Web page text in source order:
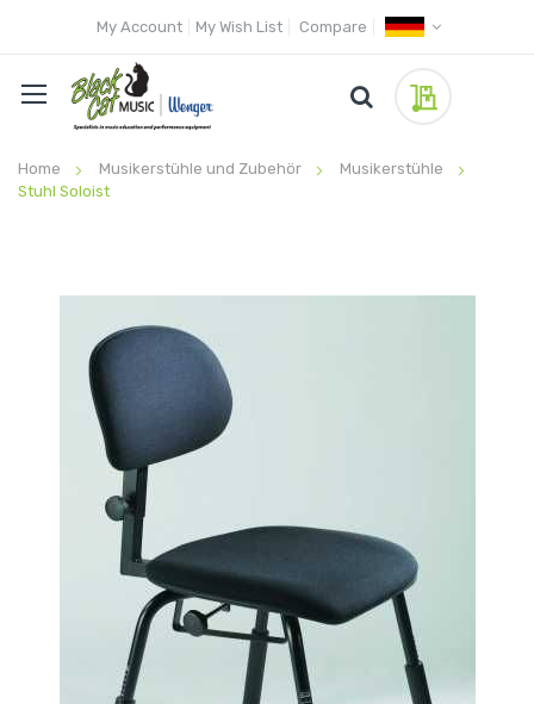
My Account My Wish List Compare
Home Musikerstühle und Zubehör
Musikerstühle
Stuhl Soloist